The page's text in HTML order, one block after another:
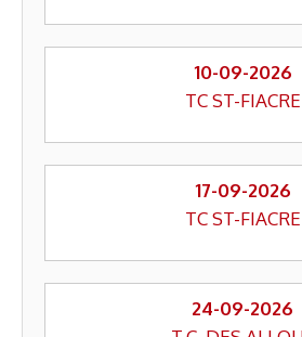
10-09-2026
TC ST-FIACRE
17-09-2026
TC ST-FIACRE
24-09-2026